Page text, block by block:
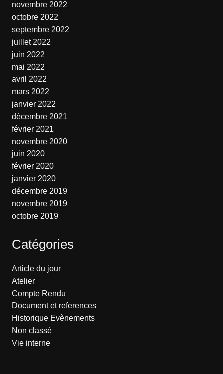
novembre 2022
octobre 2022
septembre 2022
juillet 2022
juin 2022
mai 2022
avril 2022
mars 2022
janvier 2022
décembre 2021
février 2021
novembre 2020
juin 2020
février 2020
janvier 2020
décembre 2019
novembre 2019
octobre 2019
Catégories
Article du jour
Atelier
Compte Rendu
Document et references
Historique Evènements
Non classé
Vie interne